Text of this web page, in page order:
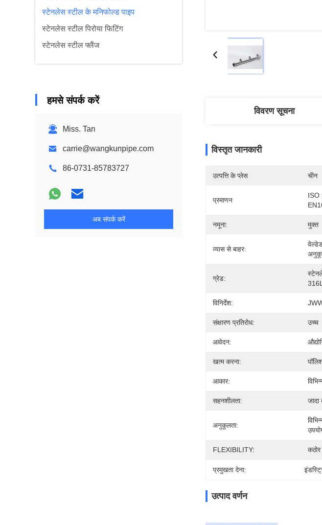
स्टेनलेस स्टील के मनिफोल्ड पाइप
स्टेनलेस स्टील पिरोया फिटिंग
स्टेनलेस स्टील फ्लैंज
हमसे संपर्क करें
Miss. Tan
carrie@wangkunpipe.com
86-0731-85783727
अब संपर्क करें
विवरण सूचना
विस्तृत जानकारी
उत्पत्ति के प्लेस चीन
प्रमाणन
ISO
नमूना: मुक्त
व्यास से बाहर:
ग्रेड:
316L
विनिर्देश:
संक्षारण प्रतिरोध: उच्च
आवेदन:
खत्म करना:
आकार:
सहनशीलता:
अनुकूलता:
FLEXIBILITY: कठोर
प्रमुखता देना:
उत्पाद वर्णन